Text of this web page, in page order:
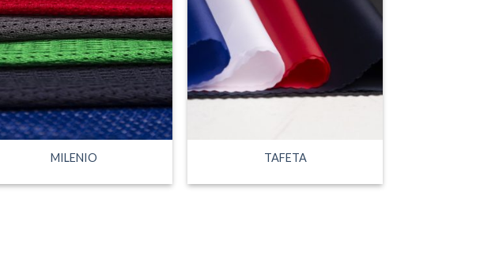
MILENIO TAFETA